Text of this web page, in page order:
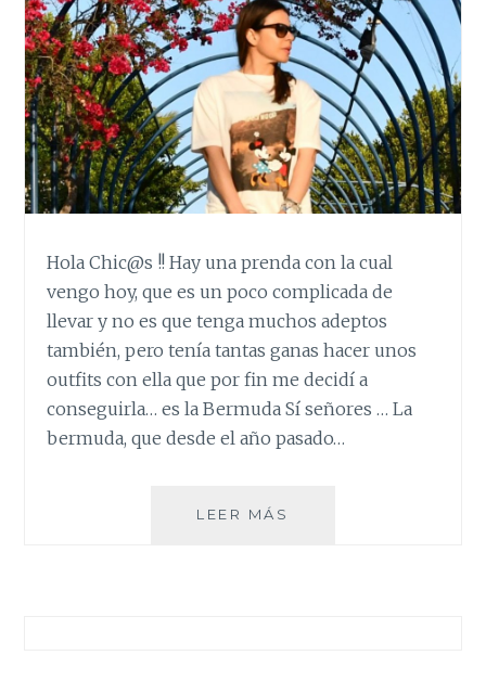
Hola Chic@s !! Hay una prenda con la cual
vengo hoy, que es un poco complicada de
llevar y no es que tenga muchos adeptos
también, pero tenía tantas ganas hacer unos
outfits con ella que por fin me decidí a
conseguirla… es la Bermuda Sí señores … La
bermuda, que desde el año pasado…
LEER MÁS